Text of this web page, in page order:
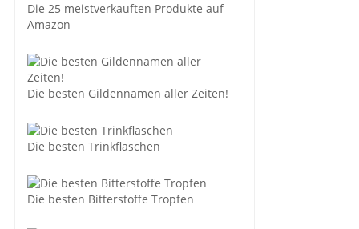
Die 25 meistverkauften Produkte auf
Amazon
Die besten Gildennamen aller Zeiten!
Die besten Trinkflaschen
Die besten Bitterstoffe Tropfen